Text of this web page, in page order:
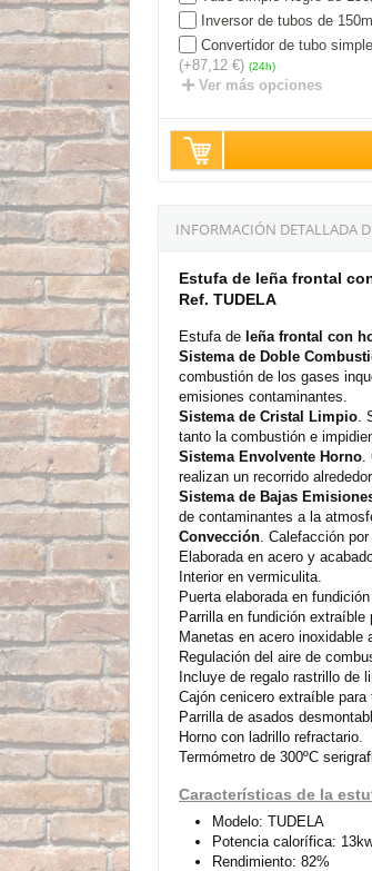
Inversor de tubos de
Convertidor de tubo
(+87,12 €) (24h)
Ver más opciones
INFORMACIÓN DETALLADA
Estufa de leña frontal
Ref. TUDELA
Estufa de leña frontal con
Sistema de Doble
combustión de los gases
emisiones contaminantes.
Sistema de Cristal Limpio
tanto la combustión e
Sistema Envolvente Horno
realizan un recorrido
Sistema de Bajas
de contaminantes a la
Convección . Calefacción
Elaborada en acero y
Interior en vermiculita.
Puerta elaborada en
Parrilla en fundición extraíble
Manetas en acero inoxidable
Regulación del aire de
Incluye de regalo rastrillo de
Cajón cenicero extraíble para
Parrilla de asados
Horno con ladrillo refractario.
Termómetro de 300ºC
Características de la
Modelo: TUDELA
Potencia calorífica:
Rendimiento: 82%